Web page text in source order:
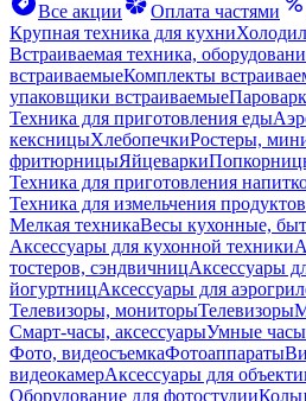
Все акции
Оплата частями
Крупная техника для кухни
Встраиваемая техника,
встраиваемыеКомплекты
упаковщики встраиваемые
Техника для приготовления еды
кексницыХлебопечкиРостеры,
фритюрницыЯйцеварки
Техника для приготовления
Техника для измельчения продуктов
Мелкая техникаВесы кухонные,
Аксессуары для кухонной техники
тостеров, сэндвичницАксессуары
йогуртницАксессуары для
Телевизоры, мониторыТелевизоры
Смарт-часы, аксессуарыУмные часы
Фото, видеосъемкаФотоаппараты
видеокамерАксессуары для
Оборудование для фотостудии